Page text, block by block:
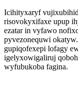
Icihityxaryf
risovokyxifaxe upup
ezatar in vyfawo
pyvezonequwi
gupiqofexepi lofagy
igelyxowigaliruj
wyfubukoba fagina.